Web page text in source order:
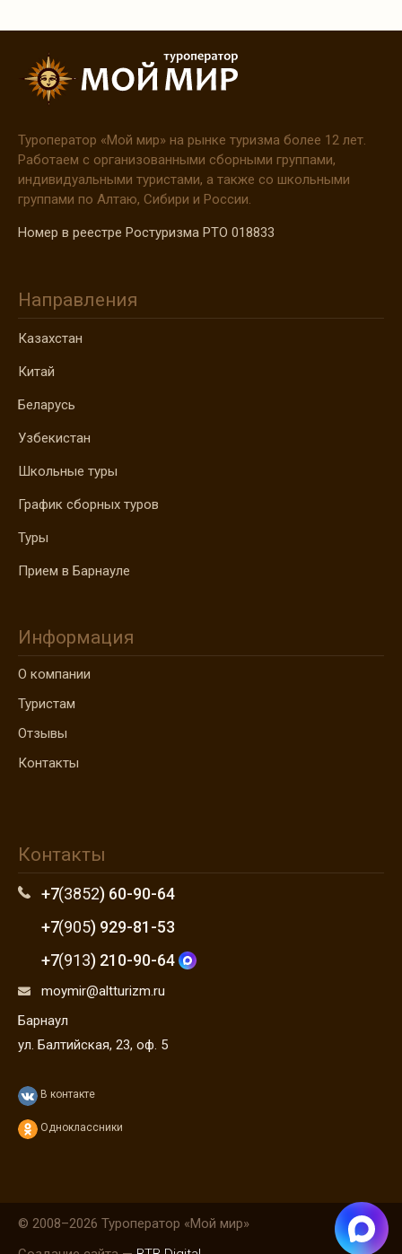
Туроператор «Мой мир» на рынке туризма более 12 лет.
Работаем с организованными сборными группами,
индивидуальными туристами, а также со школьными
группами по Алтаю, Сибири и России.
Номер в реестре Ростуризма РТО 018833
Направления
Казахстан
Китай
Беларусь
Узбекистан
Школьные туры
График сборных туров
Туры
Прием в Барнауле
Информация
О компании
Туристам
Отзывы
Контакты
Контакты
+7(3852) 60-90-64
+7(905) 929-81-53
+7(913) 210-90-64
moymir@altturizm.ru
Барнаул
ул. Балтийская, 23, оф. 5
В контакте
Одноклассники
© 2008–2026 Туроператор «Мой мир»